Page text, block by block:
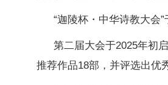
“迦陵杯 ・ 中华诗教大会”
第二届大会于2025年初
推荐作品18部，并评选出优